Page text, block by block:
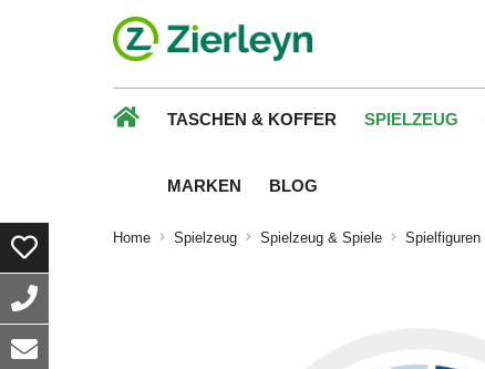
TASCHEN & KOFFER SPIELZEUG
MARKEN BLOG
Home Spielzeug Spielzeug & Spiele Spielfiguren